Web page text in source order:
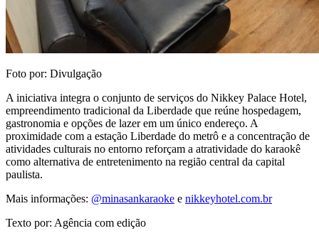
Foto por: Divulgação
A iniciativa integra o conjunto de serviços do Nikkey Palace Hotel,
empreendimento tradicional da Liberdade que reúne hospedagem,
gastronomia e opções de lazer em um único endereço. A
proximidade com a estação Liberdade do metrô e a concentração de
atividades culturais no entorno reforçam a atratividade do karaokê
como alternativa de entretenimento na região central da capital
paulista.
Mais informações: @minasankaraoke e nikkeyhotel.com.br
Texto por: Agência com edição